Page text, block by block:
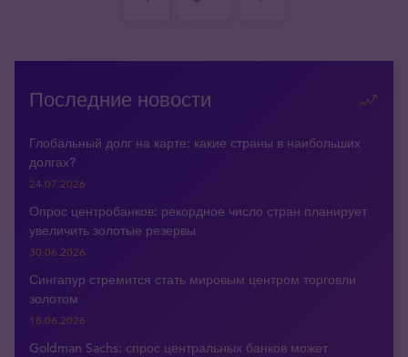
Последние новости
Глобальный долг на карте: какие страны в наибольших
долгах?
24.07.2026
Опрос центробанков: рекордное число стран планирует
увеличить золотые резервы
30.06.2026
Сингапур стремится стать мировым центром торговли
золотом
18.06.2026
Goldman Sachs: спрос центральных банков может